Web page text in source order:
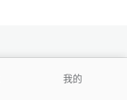
我的